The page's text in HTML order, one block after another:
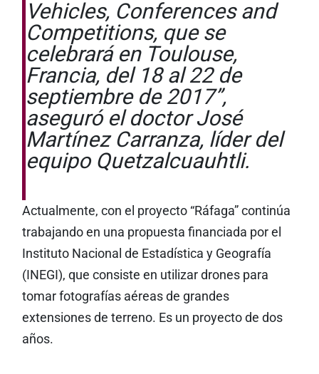
Vehicles, Conferences and
Competitions, que se
celebrará en Toulouse,
Francia, del 18 al 22 de
septiembre de 2017”,
aseguró el doctor José
Martínez Carranza, líder del
equipo Quetzalcuauhtli.
Actualmente, con el proyecto “Ráfaga” continúa
trabajando en una propuesta financiada por el
Instituto Nacional de Estadística y Geografía
(INEGI), que consiste en utilizar drones para
tomar fotografías aéreas de grandes
extensiones de terreno. Es un proyecto de dos
años.